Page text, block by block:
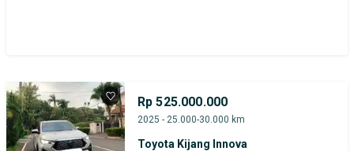
Rp 525.000.000
2025 - 25.000-30.000 km
Toyota Kijang Innova